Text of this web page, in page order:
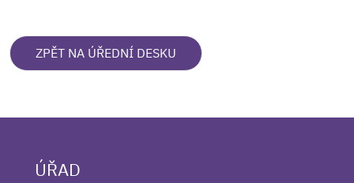
ZPĚT NA ÚŘEDNÍ DESKU
ÚŘAD